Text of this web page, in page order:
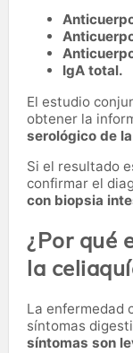
IgA total.
El estudio
obtener la
serológico de
Si el resultado
confirmar el
con biopsia
¿Por qué
la
La enfermedad
síntomas
síntomas son